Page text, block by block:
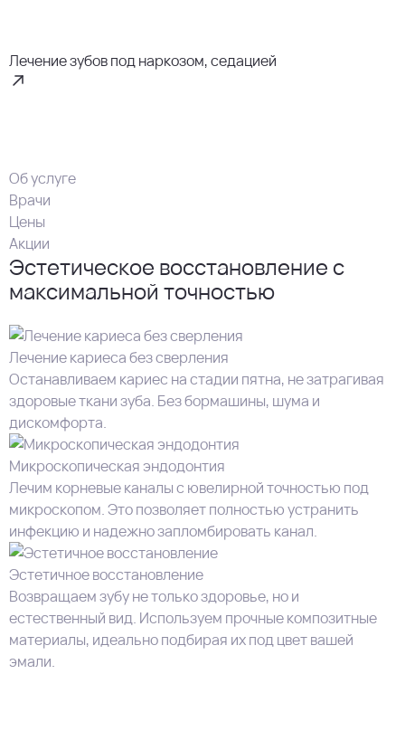
Лечение зубов под наркозом, седацией
Об услуге
Врачи
Цены
Акции
Эстетическое восстановление с
максимальной точностью
Лечение кариеса без сверления
Останавливаем кариес на стадии пятна, не затрагивая
здоровые ткани зуба. Без бормашины, шума и
дискомфорта.
Микроскопическая эндодонтия
Лечим корневые каналы с ювелирной точностью под
микроскопом. Это позволяет полностью устранить
инфекцию и надежно запломбировать канал.
Эстетичное восстановление
Возвращаем зубу не только здоровье, но и
естественный вид. Используем прочные композитные
материалы, идеально подбирая их под цвет вашей
эмали.